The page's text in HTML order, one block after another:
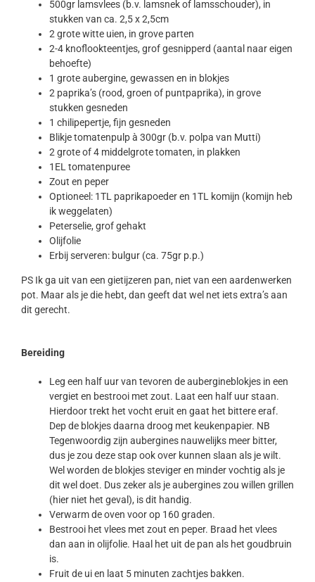
500gr lamsvlees (b.v. lamsnek of lamsschouder), in
stukken van ca. 2,5 x 2,5cm
2 grote witte uien, in grove parten
2-4 knoflookteentjes, grof gesnipperd (aantal naar eigen
behoefte)
1 grote aubergine, gewassen en in blokjes
2 paprika’s (rood, groen of puntpaprika), in grove
stukken gesneden
1 chilipepertje, fijn gesneden
Blikje tomatenpulp à 300gr (b.v. polpa van Mutti)
2 grote of 4 middelgrote tomaten, in plakken
1EL tomatenpuree
Zout en peper
Optioneel: 1TL paprikapoeder en 1TL komijn (komijn heb
ik weggelaten)
Peterselie, grof gehakt
Olijfolie
Erbij serveren: bulgur (ca. 75gr p.p.)
PS Ik ga uit van een gietijzeren pan, niet van een aardenwerken
pot. Maar als je die hebt, dan geeft dat wel net iets extra’s aan
dit gerecht.
Bereiding
Leg een half uur van tevoren de aubergineblokjes in een
vergiet en bestrooi met zout. Laat een half uur staan.
Hierdoor trekt het vocht eruit en gaat het bittere eraf.
Dep de blokjes daarna droog met keukenpapier. NB
Tegenwoordig zijn aubergines nauwelijks meer bitter,
dus je zou deze stap ook over kunnen slaan als je wilt.
Wel worden de blokjes steviger en minder vochtig als je
dit wel doet. Dus zeker als je aubergines zou willen grillen
(hier niet het geval), is dit handig.
Verwarm de oven voor op 160 graden.
Bestrooi het vlees met zout en peper. Braad het vlees
dan aan in olijfolie. Haal het uit de pan als het goudbruin
is.
Fruit de ui en laat 5 minuten zachtjes bakken.